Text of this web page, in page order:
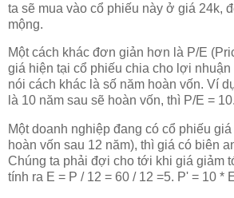
ta sẽ mua vào cổ phiếu này ở giá 24k,
mộng.
Một cách khác đơn giản hơn là P/E
giá hiện tại cổ phiếu chia cho lợi nhuận
nói cách khác là số năm hoàn vốn. Ví
là 10 năm sau sẽ hoàn vốn, thì P/E = 10.
Một doanh nghiệp đang có cổ phiếu
hoàn vốn sau 12 năm), thì giá có biên
Chúng ta phải đợi cho tới khi giá giảm
tính ra E = P / 12 = 60 / 12 =5. P' = 10 *